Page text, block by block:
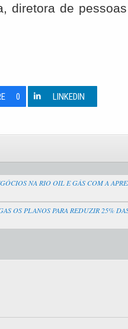
diretora de
0 LINKEDIN
NA RIO OIL E GÁS COM A
OS PLANOS PARA REDUZIR 25%